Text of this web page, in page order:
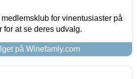
for vinentusiaster på
for at se deres udvalg.
på Winefamly.com